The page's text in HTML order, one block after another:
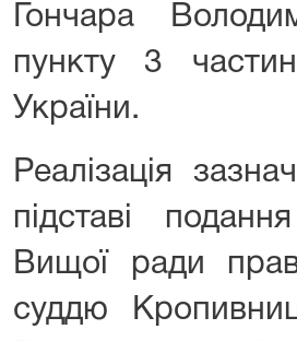
Гончара
пункту 3
України.
Реалізація
підставі
Вищої ради
суддю